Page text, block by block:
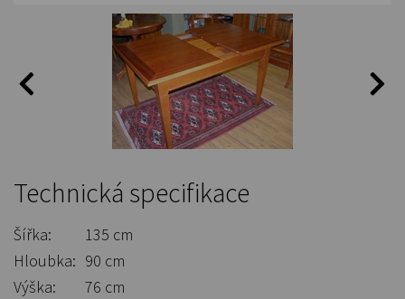
Technická specifikace
Šířka:
135 cm
Hloubka: 90 cm
Výška:
76 cm